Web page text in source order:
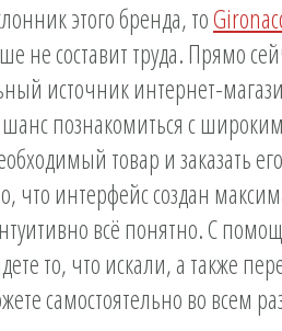
этого бренда, то
не составит труда. Прямо
источник интернет-
познакомиться с
товар и заказать
что интерфейс создан
всё понятно. С
то, что искали, а также
самостоятельно во всем